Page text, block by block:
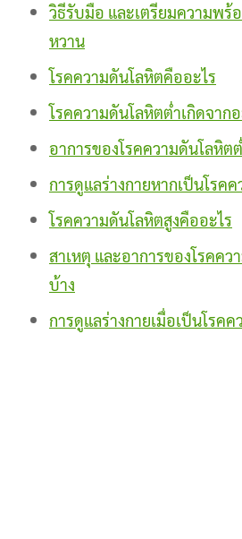
วิธีรับมือ และเตรียมความพร้
หวาน
โรคความดันโลหิตคืออะไร
โรคความดันโลหิตต่ำเกิดจากอ
อาการของโรคความดันโลหิต
การดูแลร่างกายหากเป็นโรค
โรคความดันโลหิตสูงคืออะไร
สาเหตุ และอาการของโรคคว
บ้าง
การดูแลร่างกายเมื่อเป็นโรค